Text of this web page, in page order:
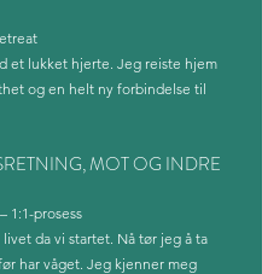
et lukket hjerte. Jeg reiste hjem
og en helt ny forbindelse til
MOT OG INDRE
1:1-prosess
livet da vi startet. Nå tør jeg å ta
har våget. Jeg kjenner meg